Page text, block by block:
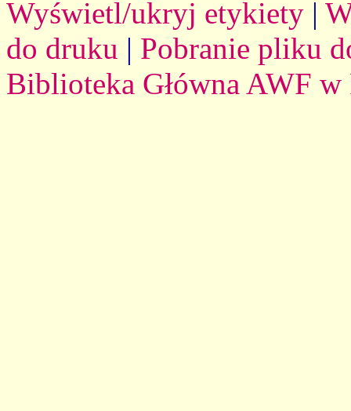
Wyświetl/ukryj etykiety |
do druku | Pobranie pliku
Biblioteka Główna AWF w